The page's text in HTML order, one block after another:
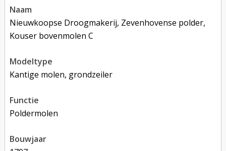
naam
Nieuwkoopse Droogmakerij, Zevenhovense polder,
Kouser bovenmolen C
modeltype
Kantige molen, grondzeiler
functie
poldermolen
bouwjaar